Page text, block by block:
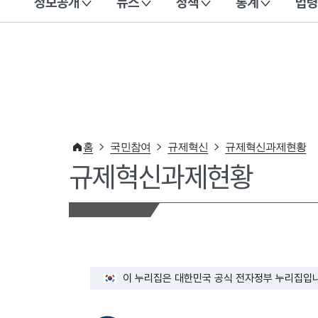
이 누리집은 대한민국 공식 전자정부 누리집입니다.
홈 국민참여 규제혁신 규제혁신과제현황
규제혁신과제현황